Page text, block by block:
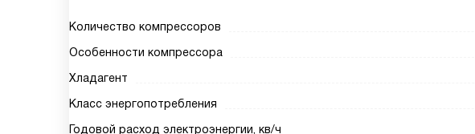
Количество компрессоров
Особенности компрессора
Хладагент
Класс энергопотребления
Годовой расход электроэнергии, кв/ч